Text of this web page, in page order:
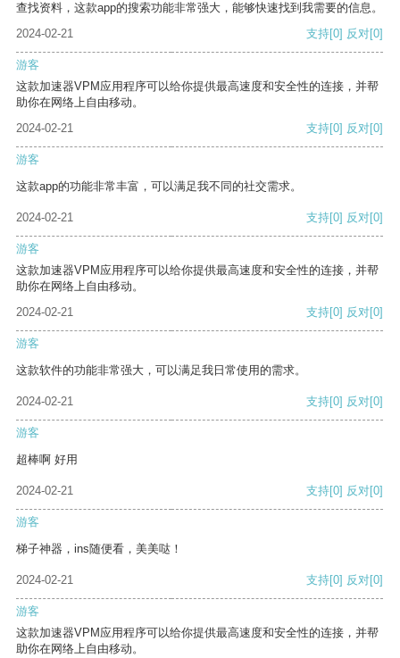
查找资料，这款app的搜索功能非常强大，能够快速找到我需要的信息。
2024-02-21
支持[0] 反对[0]
游客
这款加速器VPM应用程序可以给你提供最高速度和安全性的连接，并帮
助你在网络上自由移动。
2024-02-21
支持[0] 反对[0]
游客
这款app的功能非常丰富，可以满足我不同的社交需求。
2024-02-21 支持[0] 反对[0]
游客
这款加速器VPM应用程序可以给你提供最高速度和安全性的连接，并帮
助你在网络上自由移动。
2024-02-21
支持[0] 反对[0]
游客
这款软件的功能非常强大，可以满足我日常使用的需求。
2024-02-21 支持[0] 反对[0]
游客
超棒啊 好用
2024-02-21 支持[0] 反对[0]
游客
梯子神器，ins随便看，美美哒！
2024-02-21 支持[0] 反对[0]
游客
这款加速器VPM应用程序可以给你提供最高速度和安全性的连接，并帮
助你在网络上自由移动。